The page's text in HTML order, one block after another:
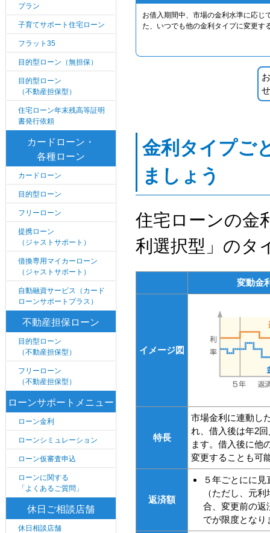
プラン
子育てサポート住宅ローン
フラット35
目的型ローン（無担保）
目的型ローン
（不動産担保型）
住宅ローン年末残高等証明
書発行依頼
カードローン・
各種ローン
カードローン
目的型ローン
フリーローン
提携ローン
（ジャストサポート）
借換専用マイカーローン
（ジャストサポート）
自動融資サービス（カード
ローンサポートプラス）
不動産担保ローン
目的型ローン
（不動産担保型）
フリーローン
（不動産担保型）
ローンサポートメニュー
ローン金利
ローンシミュレーション
ローン仮審査申込
ローンに関する
「よくあるご質問」
休日ご相談店舗
休日相談店舗
お借入期間中、市場の金利水準に応じ
た、いつでも他の金利タイプに変更す
金利タイプご
ましょう
住宅ローンの金
利選択型」のタ
変動金
イメージ図
特長
市場金利に連動し
れ、借入後は年2
ます。借入後に他
変更することも可
返済額
５年ごとにに見
（ただし、元
合、変更前の返
でが限度となり